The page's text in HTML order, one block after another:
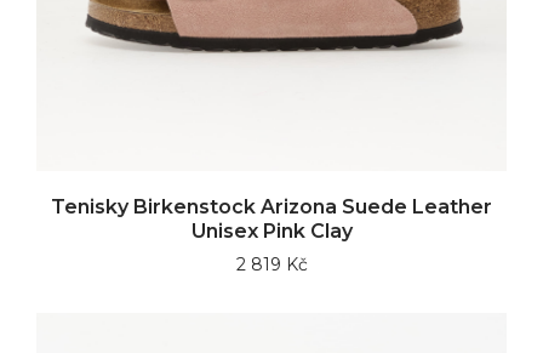
Tenisky Birkenstock Arizona Suede Leather
Unisex Pink Clay
2 819 Kč